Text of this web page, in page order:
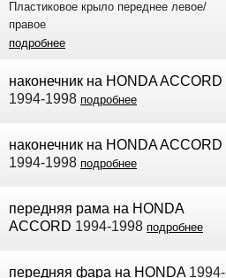
Пластиковое крыло переднее левое/
правое
подробнее
наконечник на HONDA ACCORD
1994-1998 подробнее
наконечник на HONDA ACCORD
1994-1998 подробнее
передняя рама на HONDA
ACCORD 1994-1998 подробнее
передняя фара на HONDA 1994-